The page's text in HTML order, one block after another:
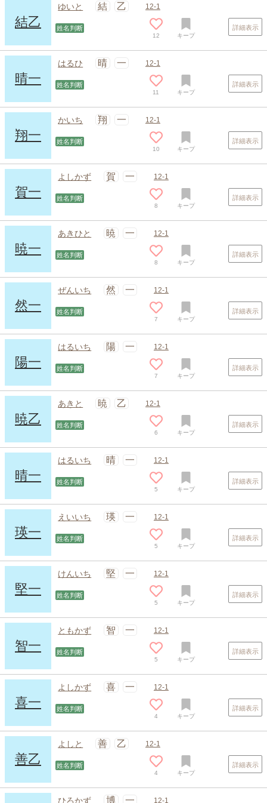
結乙
ゆいと 結 乙 12-1
姓名判断
12 キープ
詳細表示
晴一
はるひ 晴 一 12-1
姓名判断
11 キープ
詳細表示
翔一
かいち 翔 一 12-1
姓名判断
10 キープ
詳細表示
賀一
よしかず 賀 一 12-1
姓名判断
8 キープ
詳細表示
暁一
あきひと 暁 一 12-1
姓名判断
8 キープ
詳細表示
然一
ぜんいち 然 一 12-1
姓名判断
7 キープ
詳細表示
陽一
はるいち 陽 一 12-1
姓名判断
7 キープ
詳細表示
暁乙
あきと 暁 乙 12-1
姓名判断
6 キープ
詳細表示
晴一
はるいち 晴 一 12-1
姓名判断
5 キープ
詳細表示
瑛一
えいいち 瑛 一 12-1
姓名判断
5 キープ
詳細表示
堅一
けんいち 堅 一 12-1
姓名判断
5 キープ
詳細表示
智一
ともかず 智 一 12-1
姓名判断
5 キープ
詳細表示
喜一
よしかず 喜 一 12-1
姓名判断
4 キープ
詳細表示
善乙
よしと 善 乙 12-1
姓名判断
4 キープ
詳細表示
ひろかず 博 一 12-1